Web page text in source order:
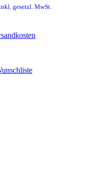
gesetzl. MwSt.